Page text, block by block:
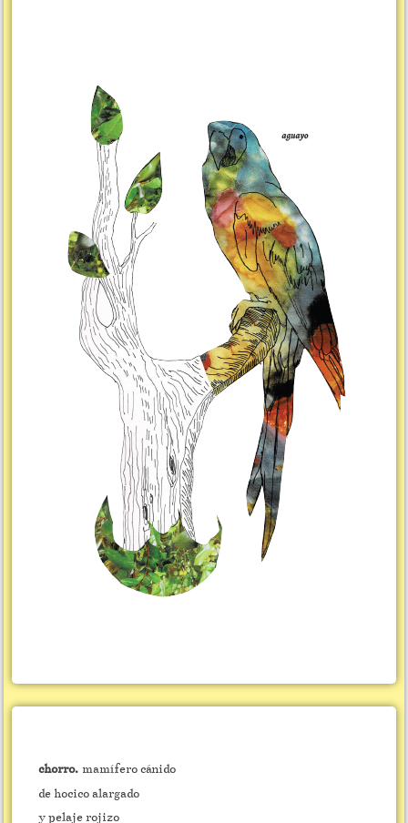
chorro. mamífero cánido
de hocico alargado
y pelaje rojizo